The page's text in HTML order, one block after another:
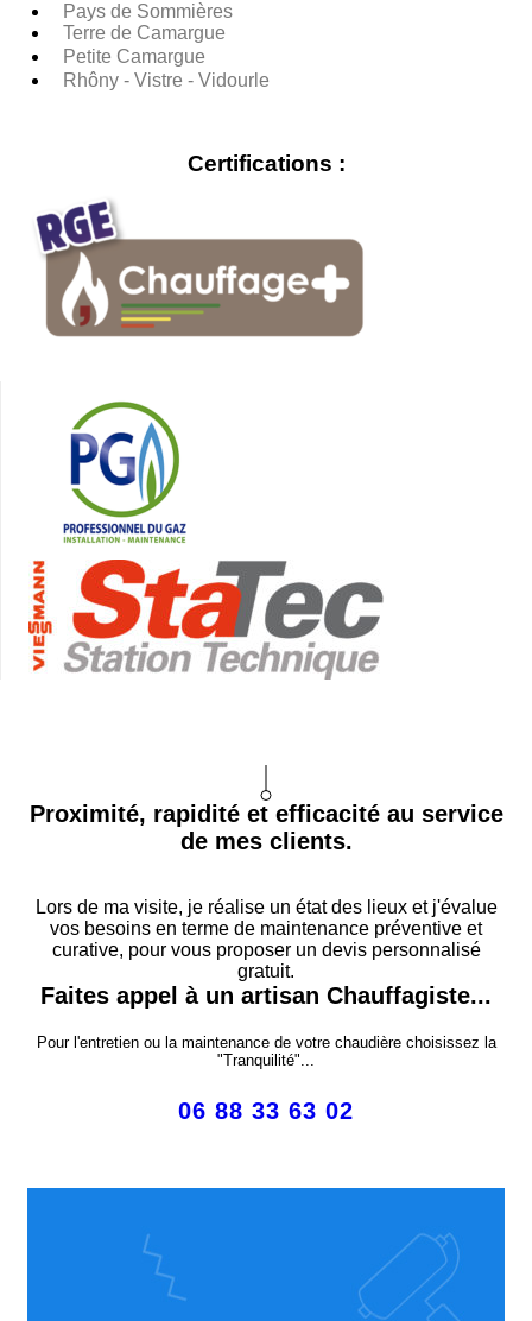
Pays de Sommières
Terre de Camargue
Petite Camargue
Rhôny - Vistre - Vidourle
Certifications :
Proximité, rapidité et efficacité au service
de mes clients.
Lors de ma visite, je réalise un état des lieux et j'évalue
vos besoins en terme de maintenance préventive et
curative, pour vous proposer un devis personnalisé
gratuit.
Faites appel à un artisan Chauffagiste...
Pour l'entretien ou la maintenance de votre chaudière choisissez la
"Tranquilité"...
06 88 33 63 02